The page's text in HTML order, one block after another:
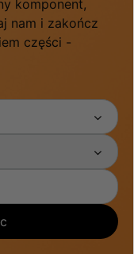
komponent,
nam i zakończ
części -